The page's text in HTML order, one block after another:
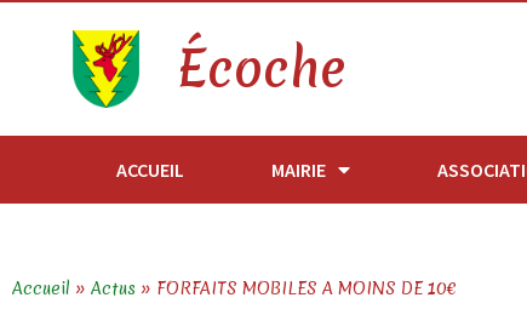
Écoche
ACCUEIL MAIRIE
Accueil » Actus » FORFAITS MOBILES A MOINS DE 10€